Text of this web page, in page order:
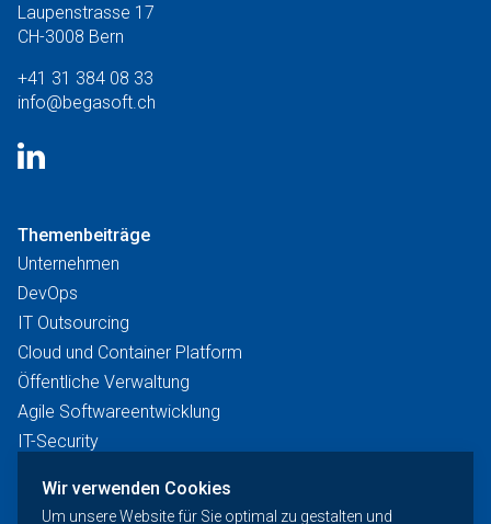
Laupenstrasse 17
CH-3008 Bern
+41 31 384 08 33
info@begasoft.ch
Themenbeiträge
Unternehmen
DevOps
IT Outsourcing
Cloud und Container Platform
Öffentliche Verwaltung
Agile Softwareentwicklung
IT-Security
News
Wir verwenden Cookies
Um unsere Website für Sie optimal zu gestalten und